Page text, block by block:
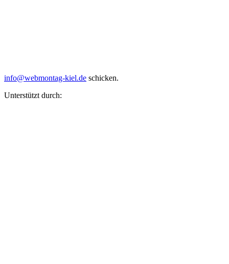
info@webmontag-kiel.de schicken.
Unterstützt durch: